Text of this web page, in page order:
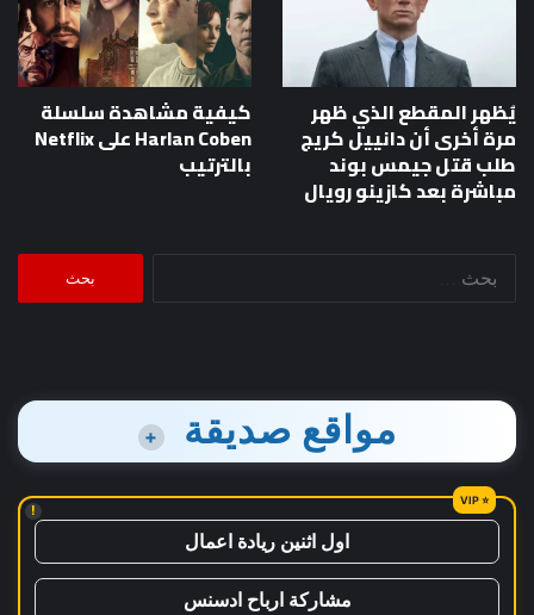
يُظهر المقطع الذي ظهر
مرة أخرى أن دانييل كريج
طلب قتل جيمس بوند
مباشرة بعد كازينو رويال
كيفية مشاهدة سلسلة
Harlan Coben على Netflix
بالترتيب
مواقع صديقة +
!
اول اثنين ريادة اعمال
مشاركة ارباح ادسنس